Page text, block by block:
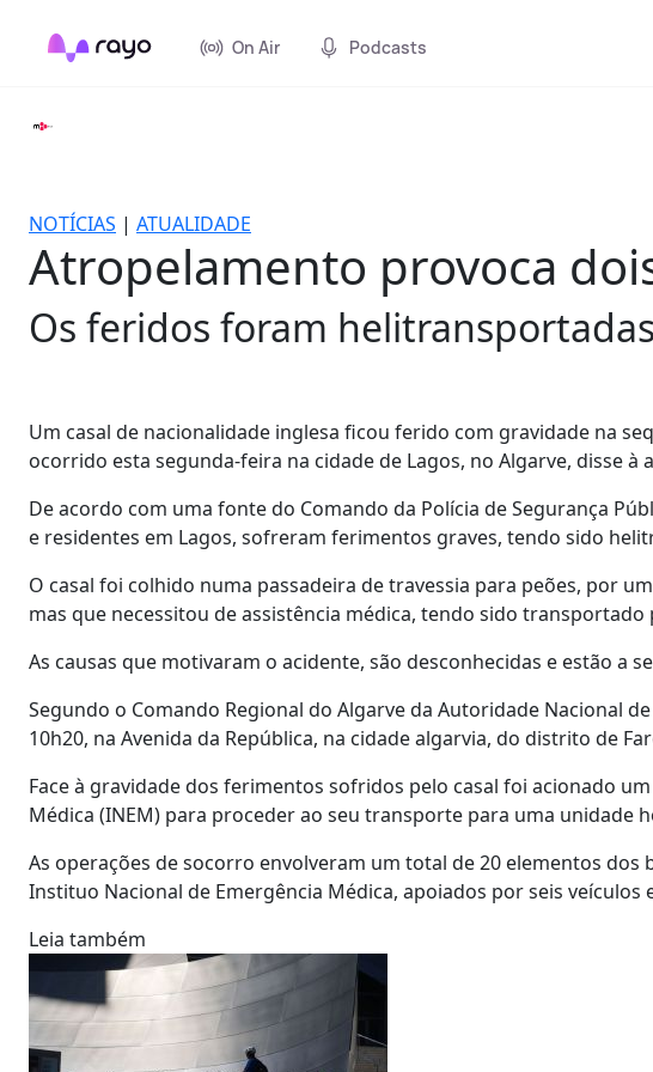
On Air Podcasts
NOTÍCIAS | ATUALIDADE
Atropelamento provoca
Os feridos foram
Um casal de nacionalidade inglesa ficou ferido com gravidade na
ocorrido esta segunda-feira na cidade de Lagos, no Algarve, disse à
De acordo com uma fonte do Comando da Polícia de Segurança
e residentes em Lagos, sofreram ferimentos graves, tendo sido
O casal foi colhido numa passadeira de travessia para peões, por
mas que necessitou de assistência médica, tendo sido
As causas que motivaram o acidente, são desconhecidas e estão a
Segundo o Comando Regional do Algarve da Autoridade Nacional
10h20, na Avenida da República, na cidade algarvia, do distrito de
Face à gravidade dos ferimentos sofridos pelo casal foi acionado
Médica (INEM) para proceder ao seu transporte para uma unidade
As operações de socorro envolveram um total de 20 elementos dos
Instituo Nacional de Emergência Médica, apoiados por seis veículos
Leia também